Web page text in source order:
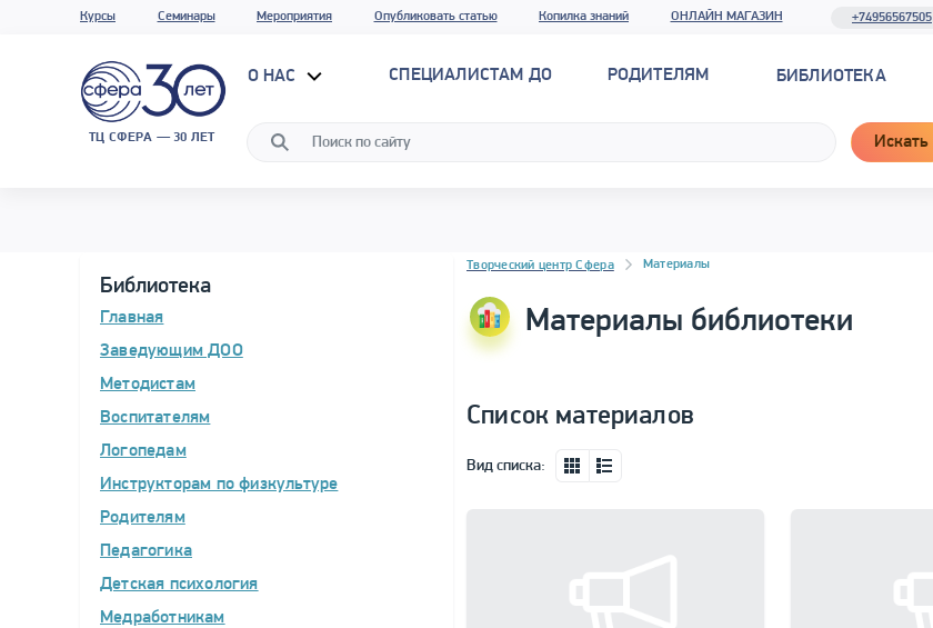
Курсы Семинары Мероприятия Опубликовать статью Копилка знаний ОНЛАЙН МАГАЗИН +74956567505
ТЦ СФЕРА — 30 ЛЕТ
О НАС СПЕЦИАЛИСТАМ ДО РОДИТЕЛЯМ БИБЛИОТЕКА
Искать
Библиотека
Главная
Заведующим ДОО
Методистам
Воспитателям
Логопедам
Инструкторам по физкультуре
Родителям
Педагогика
Детская психология
Медработникам
Блок новостей
Творческий центр Сфера Материалы
Материалы библиотеки
Список материалов
Вид списка: